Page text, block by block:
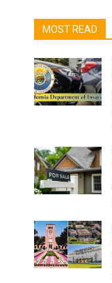
MOST READ